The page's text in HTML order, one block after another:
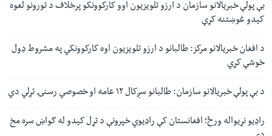
بې پولې خبریالانو سازمان د ارزو تلویزیون اوو کارکوونکو پرخلاف د تورونو لغوه
کیدو غوښتنه کړې
د افغان خبریالانو مرکز: طالبانو د ارزو تلویزیون اوه کارکوونکي په مشروط ډول
خوشې کړي
د بې پولې خبریالانو سازمان: طالبانو سږکال ۱۲ عامه او خصوصي رسنۍ تړلي دي
راډیو نړیواله ورځ؛ افغانستان کې راډیوي خپرونې د تړل کیدو له ګواښ سره مخ